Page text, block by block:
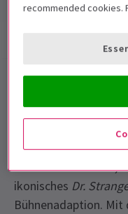
Dr.
Tickets
Regie geführt und
Armando Iannucci,
ikonisches Dr.
Bühnenadaption. Mit
recommended cookies.